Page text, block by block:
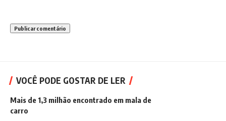
VOCÊ PODE GOSTAR DE LER
Mais de 1,3 milhão encontrado em mala de
carro